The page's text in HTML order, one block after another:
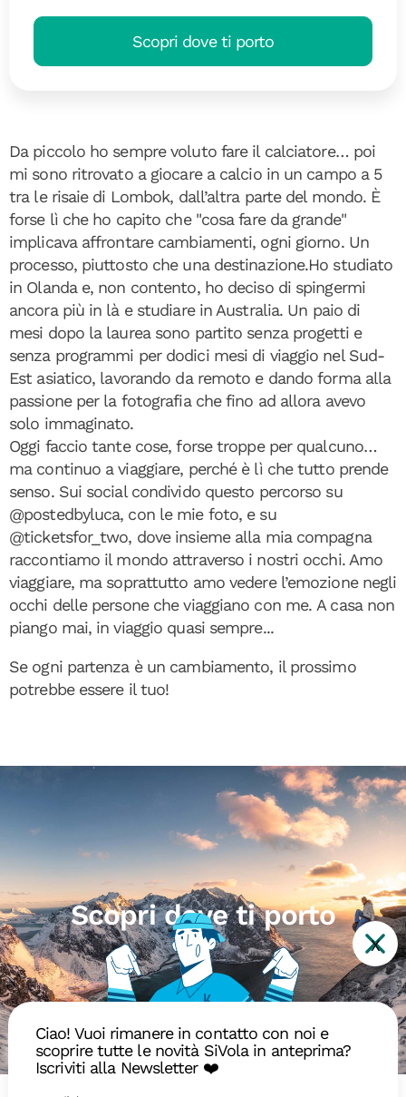
Scopri dove ti porto
Da piccolo ho sempre voluto fare il calciatore… poi
mi sono ritrovato a giocare a calcio in un campo a 5
tra le risaie di Lombok, dall’altra parte del mondo. È
forse lì che ho capito che "cosa fare da grande"
implicava affrontare cambiamenti, ogni giorno. Un
processo, piuttosto che una destinazione.Ho studiato
in Olanda e, non contento, ho deciso di spingermi
ancora più in là e studiare in Australia. Un paio di
mesi dopo la laurea sono partito senza progetti e
senza programmi per dodici mesi di viaggio nel Sud-
Est asiatico, lavorando da remoto e dando forma alla
passione per la fotografia che fino ad allora avevo
solo immaginato.
Oggi faccio tante cose, forse troppe per qualcuno…
ma continuo a viaggiare, perché è lì che tutto prende
senso. Sui social condivido questo percorso su
@postedbyluca, con le mie foto, e su
@ticketsfor_two, dove insieme alla mia compagna
raccontiamo il mondo attraverso i nostri occhi. Amo
viaggiare, ma soprattutto amo vedere l’emozione negli
occhi delle persone che viaggiano con me. A casa non
piango mai, in viaggio quasi sempre...
Se ogni partenza è un cambiamento, il prossimo
potrebbe essere il tuo!
Scopri dove ti porto
Disponibili In arrivo Sold out
X
Ciao! Vuoi rimanere in contatto con noi e
scoprire tutte le novità SiVola in anteprima?
Iscriviti alla Newsletter ❤️